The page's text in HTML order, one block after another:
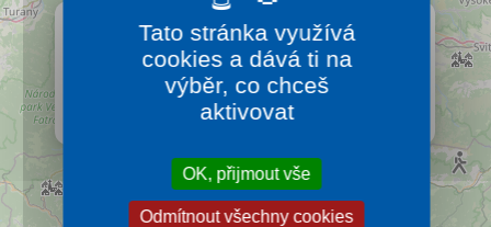
O nás Nízké Tatry
Druhé nejnavštěvovanější pohoří Slovenska a oblast,
kde z turistického menu můžete ochutnat nevídané
množství aktivit.
Tato stránka využívá
cookies a dává ti na
výběr, co chceš
aktivovat
OK, přijmout vše
Odmítnout všechny cookies